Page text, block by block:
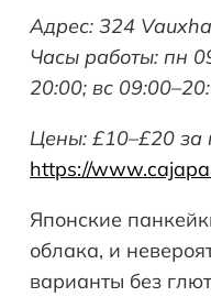
Адрес: 324
Часы работы: пн
20:00; вс
Цены: £10–£20 за
https://
Японские
облака, и
варианты без